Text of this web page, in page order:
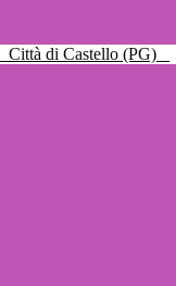
Città di Castello (PG)